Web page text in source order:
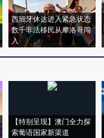
西班牙休达进入紧急状态
数千非法移民从摩洛哥闯
入
【特别呈现】澳门全力探
索葡语国家新渠道